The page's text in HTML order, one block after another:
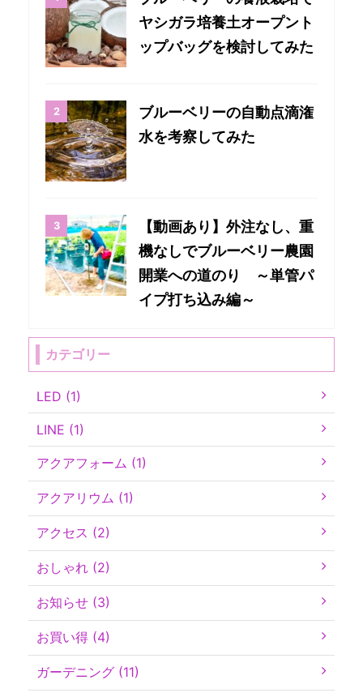
ヤシガラ培養土オープント
ップバッグを検討してみた
ブルーベリーの自動点滴潅
水を考察してみた
【動画あり】外注なし、重
機なしでブルーベリー農園
開業への道のり ～単管パ
イプ打ち込み編～
カテゴリー
LED (1)
LINE (1)
アクアフォーム (1)
アクアリウム (1)
アクセス (2)
おしゃれ (2)
お知らせ (3)
お買い得 (4)
ガーデニング (11)